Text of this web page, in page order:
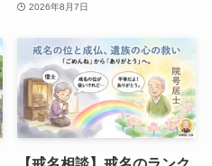
2026年8月7日